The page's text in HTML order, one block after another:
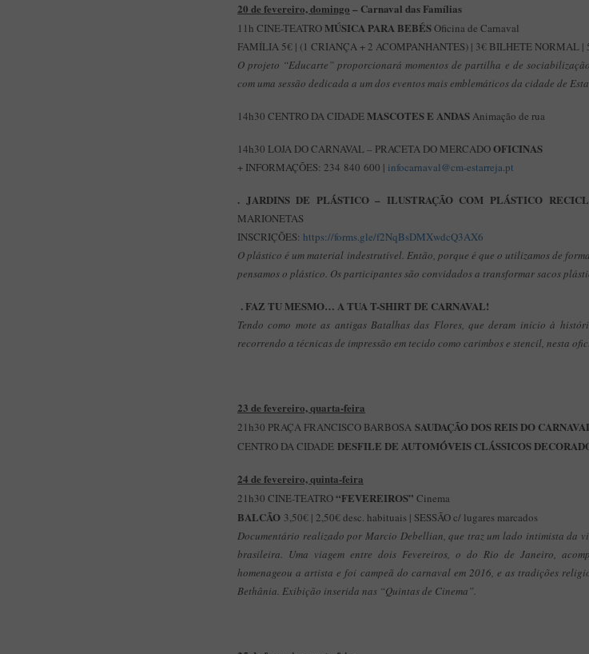
20 de fevereiro, domingo – Carnaval das Famílias
11h CINE-TEATRO MÚSICA PARA BEBÉSOficina de Carnaval
FAMÍLIA 5€ | (1 CRIANÇA + 2 ACOMPANHANTES) | 3€ BILHETE NORMAL
O projeto “Educarte” proporcionará momentos de partilha e de
com uma sessão dedicada a um dos eventos mais emblemáticos da cidade de
14h30 CENTRO DA CIDADE MASCOTES E ANDAS Animação de rua
14h30 LOJA DO CARNAVAL – PRACETA DO MERCADOOFICINAS
+ INFORMAÇÕES: 234 840 600 | infocarnaval@cm-estarreja.pt
. JARDINS DE PLÁSTICO – ILUSTRAÇÃO COM PLÁSTICO
MARIONETAS
INSCRIÇÕES: https://forms.gle/f2NqBsDMXwdcQ3AX6
O plástico é um material indestrutível. Então, porque é que o utilizamos de
pensamos o plástico. Os participantes são convidados a transformar sacos
. FAZ TU MESMO… A TUA T-SHIRT DE CARNAVAL!
Tendo como mote as antigas Batalhas das Flores, que deram início à
recorrendo a técnicas de impressão em tecido como carimbos e stencil, nesta
23 de fevereiro, quarta-feira
21h30 PRAÇA FRANCISCO BARBOSA SAUDAÇÃO DOS REIS DO
CENTRO DA CIDADE DESFILE DE AUTOMÓVEIS CLÁSSICOS
24 de fevereiro, quinta-feira
21h30 CINE-TEATRO“FEVEREIROS” Cinema
BALCÃO 3,50€ | 2,50€ desc. habituais | SESSÃO c/ lugares marcados
Documentário realizado por Marcio Debellian, que traz um lado intimista da
brasileira. Uma viagem entre dois Fevereiros, o do Rio de Janeiro,
homenageou a artista e foi campeã do carnaval em 2016, e as tradições
Bethânia. Exibição inserida nas “Quintas de Cinema”.